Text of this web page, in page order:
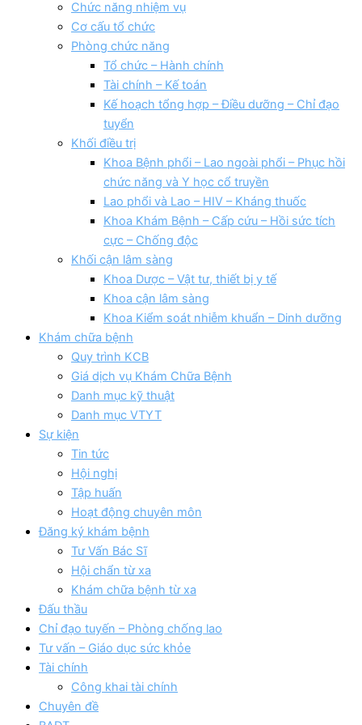
Chức năng nhiệm vụ
Cơ cấu tổ chức
Phòng chức năng
Tổ chức – Hành chính
Tài chính – Kế toán
Kế hoạch tổng hợp – Điều dưỡng – Chỉ đạo
tuyển
Khối điều trị
Khoa Bệnh phổi – Lao ngoài phổi – Phục hồi
chức năng và Y học cổ truyền
Lao phổi và Lao – HIV – Kháng thuốc
Khoa Khám Bệnh – Cấp cứu – Hồi sức tích
cực – Chống độc
Khối cận lâm sàng
Khoa Dược – Vật tư, thiết bị y tế
Khoa cận lâm sàng
Khoa Kiểm soát nhiễm khuẩn – Dinh dưỡng
Khám chữa bệnh
Quy trình KCB
Giá dịch vụ Khám Chữa Bệnh
Danh mục kỹ thuật
Danh mục VTYT
Sự kiện
Tin tức
Hội nghị
Tập huấn
Hoạt động chuyên môn
Đăng ký khám bệnh
Tư Vấn Bác Sĩ
Hội chẩn từ xa
Khám chữa bệnh từ xa
Đấu thầu
Chỉ đạo tuyến – Phòng chống lao
Tư vấn – Giáo dục sức khỏe
Tài chính
Công khai tài chính
Chuyên đề